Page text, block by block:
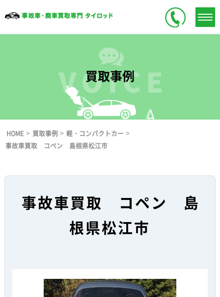
買取事例
HOME > 買取事例 > 軽・コンパクトカー >
事故車買取 コペン 島根県松江市
事故車買取 コペン 島
根県松江市